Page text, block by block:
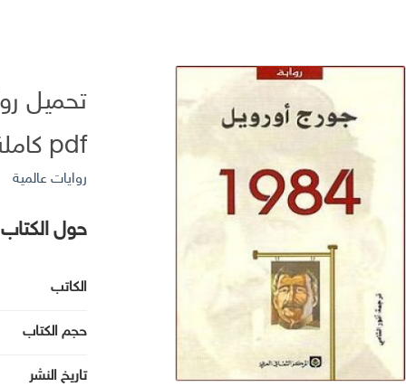
pdf كاملة
روايات عالمية
حول الكتاب
الكاتب
حجم الكتاب
تاريخ النشر